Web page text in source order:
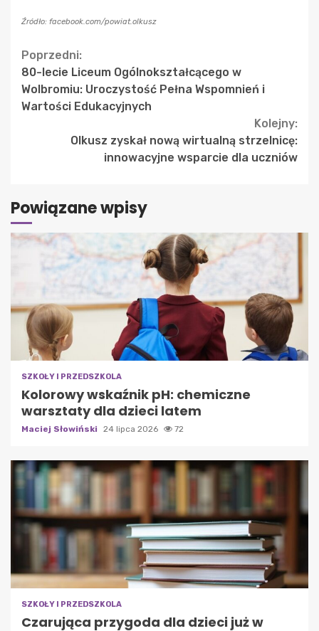
Źródło: facebook.com/powiat.olkusz
Continue
Reading
Poprzedni:
80-lecie Liceum Ogólnokształcącego w
Wolbromiu: Uroczystość Pełna Wspomnień i
Wartości Edukacyjnych
Kolejny:
Olkusz zyskał nową wirtualną strzelnicę:
innowacyjne wsparcie dla uczniów
Powiązane wpisy
SZKOŁY I PRZEDSZKOLA
Kolorowy wskaźnik pH: chemiczne
warsztaty dla dzieci latem
Maciej Słowiński 24 lipca 2026 72
SZKOŁY I PRZEDSZKOLA
Czarująca przygoda dla dzieci już w